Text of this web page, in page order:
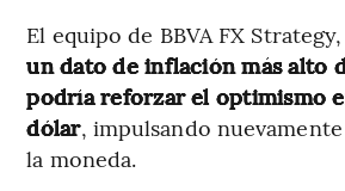
El equipo de BBVA FX Strategy,
un dato de inflación más alto
podría reforzar el optimismo
dólar, impulsando
la moneda.